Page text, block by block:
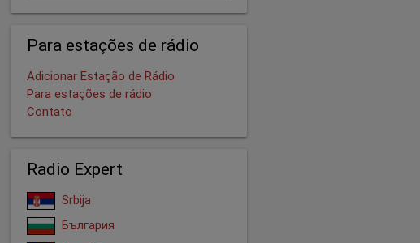
Para estações de rádio
Adicionar Estação de Rádio
Para estações de rádio
Contato
Radio Expert
Srbija
България